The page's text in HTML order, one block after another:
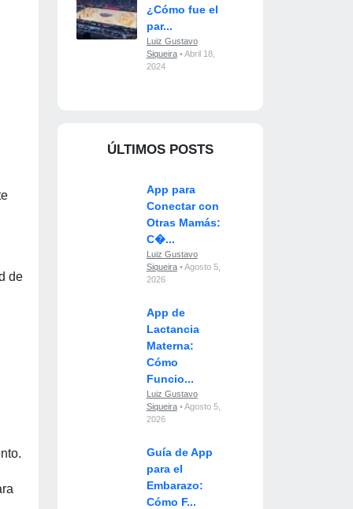
de
¿Cómo fue el
par...
Luiz Gustavo
Siqueira• Abril 18,
2024
ÚLTIMOS POSTS
App para
Conectar con
Otras Mamás:
C�...
Luiz Gustavo
Siqueira• Agosto 5,
2026
App de
Lactancia
Materna:
Cómo
Funcio...
Luiz Gustavo
Siqueira• Agosto 5,
2026
Guía de App
para el
Embarazo:
Cómo F...